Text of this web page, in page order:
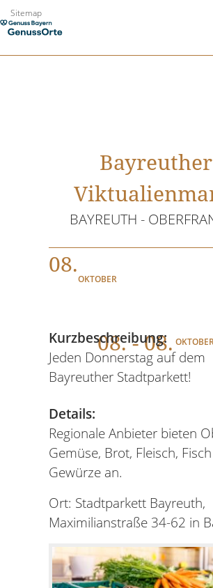
Zum
Inhalt
Sitemap
Bayreuther
BAYREUTH -
08.
OKTOBER
08. - 08.
Kurzbeschreibung:
Jeden Donnerstag auf dem
Bayreuther Stadtparkett!
Details:
Regionale Anbieter bieten
Gemüse, Brot, Fleisch,
Gewürze an.
Ort: Stadtparkett Bayreuth,
Maximilianstraße 34-62 in